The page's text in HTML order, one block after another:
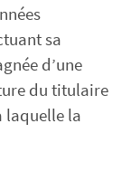
sa
d’une
du titulaire
laquelle la